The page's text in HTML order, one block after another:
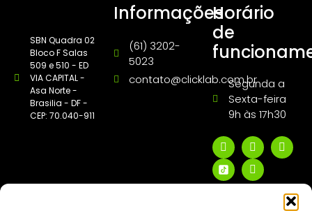
SBN Quadra 02
Bloco F Salas
509 e 510 - ED
VIA CAPITAL -
Asa Norte -
Brasilia - DF -
CEP: 70.040-911
Informações
(61) 3202-
5023
contato@clicklab.com.br
Horário
de
Segunda a
Sexta-feira
9h às 17h30